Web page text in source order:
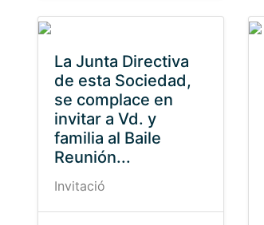
La Junta Directiva
de esta Sociedad,
se complace en
invitar a Vd. y
familia al Baile
Reunión...
Invitació